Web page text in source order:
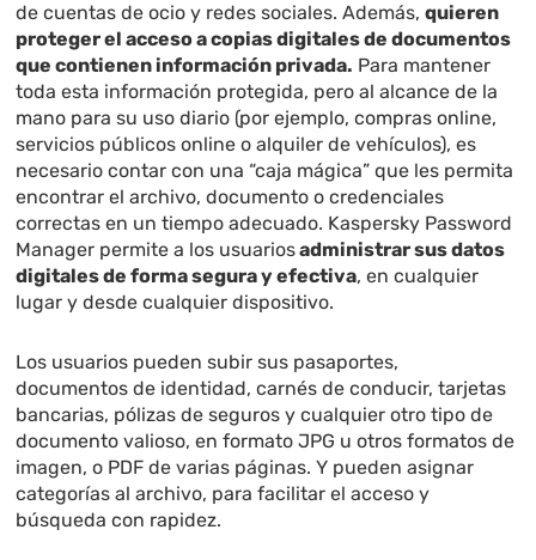
de cuentas de ocio y redes sociales. Además,quieren
proteger el acceso a copias digitales de documentos
que contienen información privada. Para mantener
toda esta información protegida, pero al alcance de la
mano para su uso diario (por ejemplo, compras online,
servicios públicos online o alquiler de vehículos), es
necesario contar con una “caja mágica” que les permita
encontrar el archivo, documento o credenciales
correctas en un tiempo adecuado. Kaspersky Password
Manager permite a los usuariosadministrar sus datos
digitales de forma segura y efectiva, en cualquier
lugar y desde cualquier dispositivo.
Los usuarios pueden subir sus pasaportes,
documentos de identidad, carnés de conducir, tarjetas
bancarias, pólizas de seguros y cualquier otro tipo de
documento valioso, en formato JPG u otros formatos de
imagen, o PDF de varias páginas. Y pueden asignar
categorías al archivo, para facilitar el acceso y
búsqueda con rapidez.